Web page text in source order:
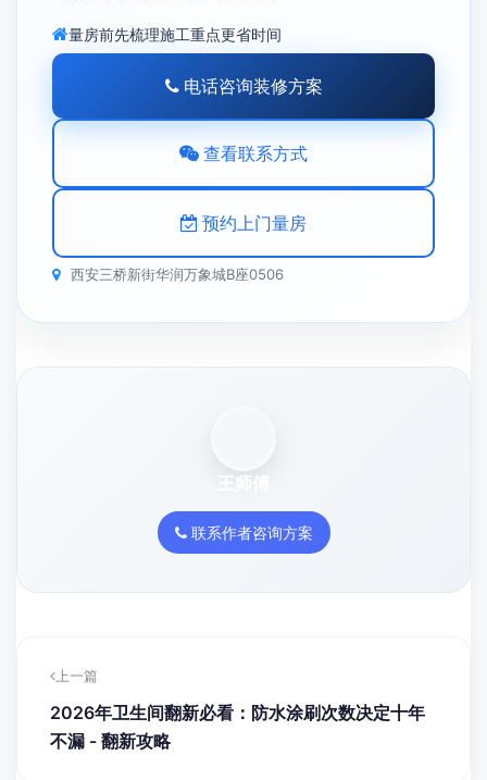
量房前先梳理施工重点更省时间
电话咨询装修方案
查看联系方式
预约上门量房
西安三桥新街华润万象城B座0506
王师傅
联系作者咨询方案
上一篇
2026年卫生间翻新必看：防水涂刷次数决定十年
不漏 - 翻新攻略